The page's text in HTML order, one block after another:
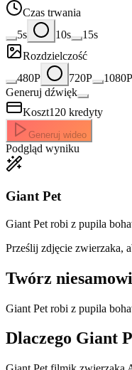
Czas trwania
5s
10s
15s
Rozdzielczość
480P
720P
1080P
Generuj dźwięk
Koszt120 kredyty
Generuj wideo
Podgląd wyniku
Giant Pet
Giant Pet robi z pupila
Prześlij zdjęcie zwierzaka,
Twórz
Giant Pet robi z pupila
Dlaczego Giant